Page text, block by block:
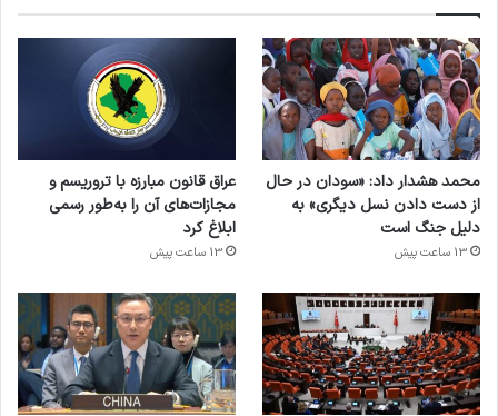
محمد هشدار داد: «سودان در حال
از دست دادن نسل دیگری» به
دلیل جنگ است
13 ساعت پیش
عراق قانون مبارزه با تروریسم و
مجازات‌های آن را به‌طور رسمی
ابلاغ کرد
13 ساعت پیش